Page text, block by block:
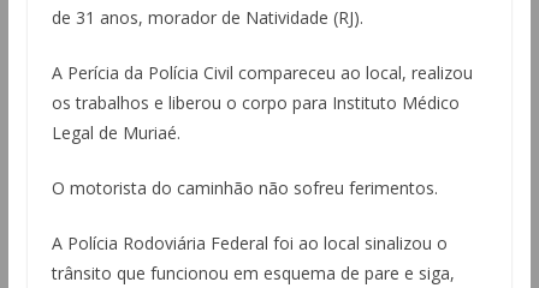
de 31 anos, morador de Natividade (RJ).
A Perícia da Polícia Civil compareceu ao local, realizou
os trabalhos e liberou o corpo para Instituto Médico
Legal de Muriaé.
O motorista do caminhão não sofreu ferimentos.
A Polícia Rodoviária Federal foi ao local sinalizou o
trânsito que funcionou em esquema de pare e siga,